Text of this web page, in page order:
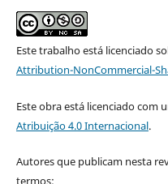
Este trabalho está licenciado
Attribution-NonCommercial-
Este obra está licenciado com
Atribuição 4.0 Internacional.
Autores que publicam nesta
termos: